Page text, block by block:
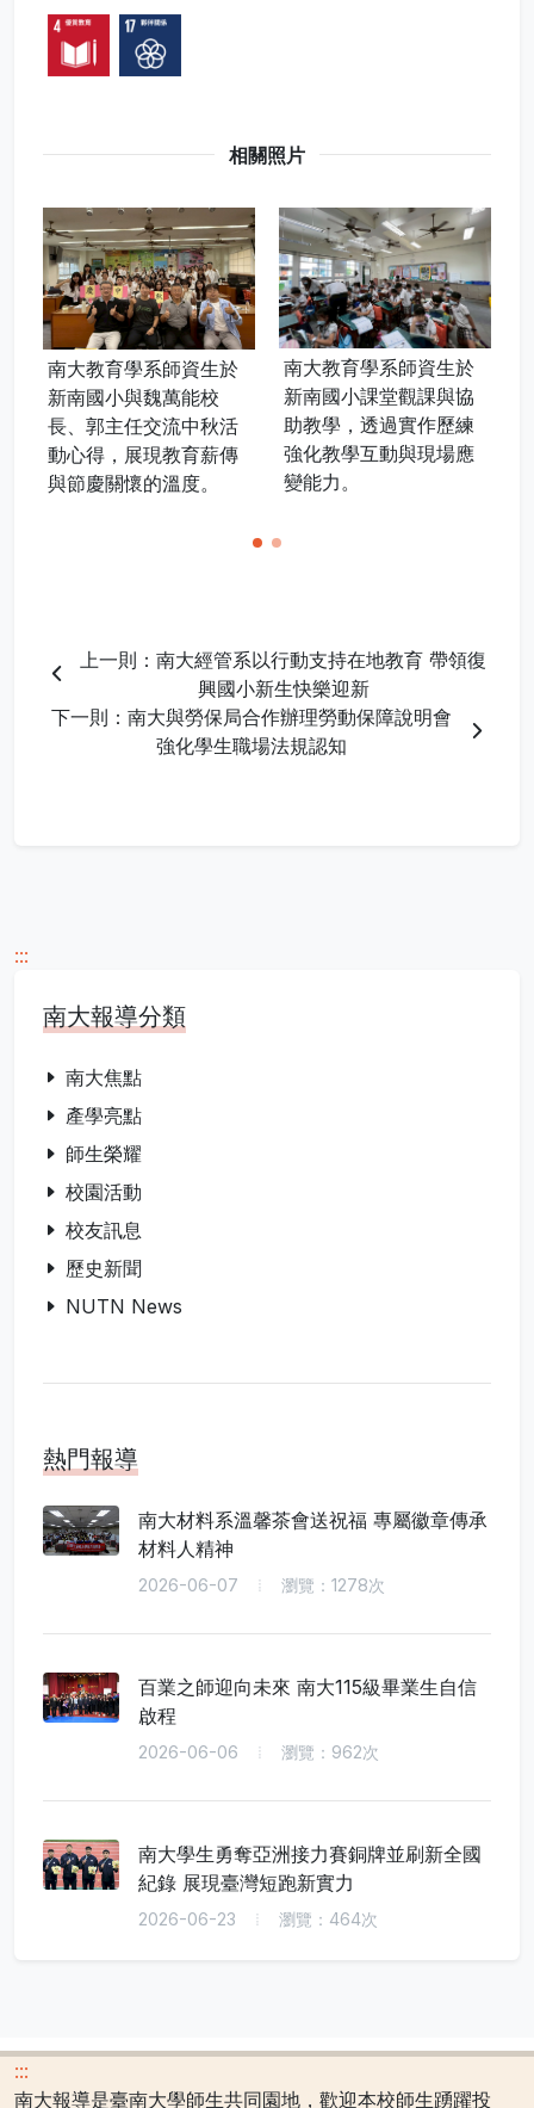
相關照片
南大教育學系師資生於
新南國小與魏萬能校
長、郭主任交流中秋活
動心得，展現教育薪傳
與節慶關懷的溫度。
南大教育學系師資生於
新南國小課堂觀課與協
助教學，透過實作歷練
強化教學互動與現場應
變能力。
上一則：南大經管系以行動支持在地教育 帶領復
興國小新生快樂迎新
下一則：南大與勞保局合作辦理勞動保障說明會
強化學生職場法規認知
:::
南大報導分類
南大焦點
產學亮點
師生榮耀
校園活動
校友訊息
歷史新聞
NUTN News
熱門報導
南大材料系溫馨茶會送祝福 專屬徽章傳承
材料人精神
2026-06-07 瀏覽：1278次
百業之師迎向未來 南大115級畢業生自信
啟程
2026-06-06 瀏覽：962次
南大學生勇奪亞洲接力賽銅牌並刷新全國
紀錄 展現臺灣短跑新實力
2026-06-23 瀏覽：464次
:::
南大報導是臺南大學師生共同園地，歡迎本校師生踴躍投